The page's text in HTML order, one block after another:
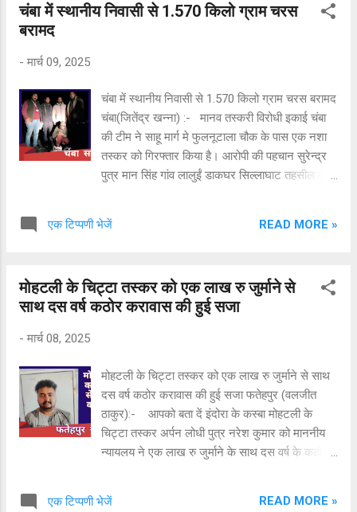
करावास की सजा सुनाई है। माननीय न्यायलय के उक्त
पांच और भी मामले दर्ज हैं।
चंबा में स्थानीय निवासी से 1.570 किलो ग्राम चरस
बरामद
- मार्च 09, 2025
चंबा में स्थानीय निवासी से 1.570 किलो ग्राम चरस बरामद
चंबा(जितेंद्र खन्ना) :- मानव तस्करी विरोधी इकाई चंबा
की टीम ने साहू मार्ग मे फुलनूटाला चौक के पास एक नशा
तस्कर को गिरफ्तार किया है। आरोपी की पहचान सुरेन्द्र
पुत्र मान सिंह गांव लालुईं डाकघर सिल्लाघाट तहसील व
गया है और आगे की कार्यवाही चल रही है।
एक टिप्पणी भेजें READ MORE »
मोहटली के चिट्टा तस्कर को एक लाख रु जुर्माने से
साथ दस वर्ष कठोर करावास की हुई सजा
- मार्च 08, 2025
मोहटली के चिट्टा तस्कर को एक लाख रु जुर्माने से साथ
दस वर्ष कठोर करावास की हुई सजा फतेहपुर (वलजीत
ठाकुर):- आपको बता दें इंदोरा के कस्बा मोहटली के
चिट्टा तस्कर अर्पन लोधी पुत्र नरेश कुमार को माननीय
न्यायलय ने एक लाख रु जुर्माने के साथ दस वर्ष के कठोर
एक टिप्पणी भेजें READ MORE »